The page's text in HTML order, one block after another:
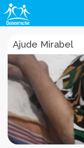
Ajude Mirabel